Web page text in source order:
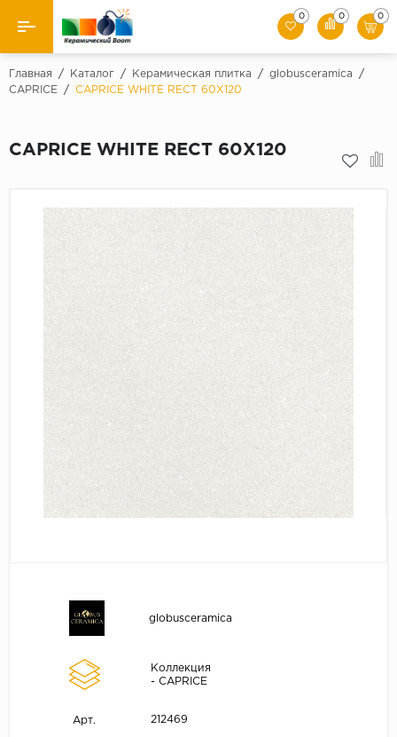
Назад
Керамическая плитка
Мозаики
Искусственный камень
Клинкер
0 0 0
Главная / Каталог / Керамическая плитка / globusceramica
/
CAPRICE
/ CAPRICE WHITE RECT 60X120
CAPRICE WHITE RECT 60X120
globusceramica
Коллекция
- CAPRICE
Арт. 212469